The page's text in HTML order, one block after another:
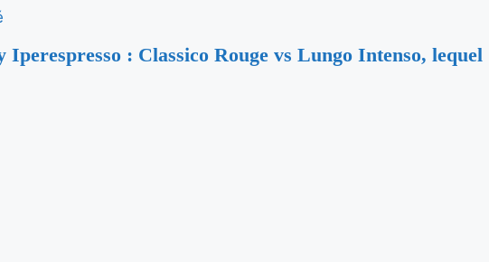
Iperespresso : Classico Rouge vs Lungo Intenso, lequel